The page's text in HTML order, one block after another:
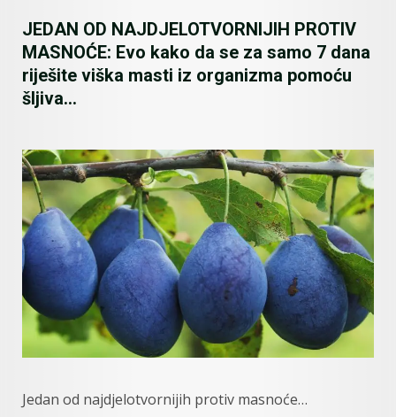
JEDAN OD NAJDJELOTVORNIJIH PROTIV
MASNOĆE: Evo kako da se za samo 7 dana
riješite viška masti iz organizma pomoću
šljiva…
Jedan od najdjelotvornijih protiv masnoće…